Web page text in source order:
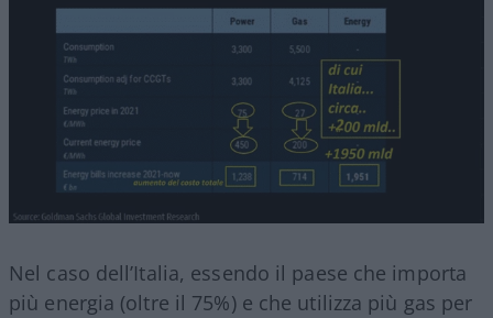
Nel caso dell’Italia, essendo il paese che importa
più energia (oltre il 75%) e che utilizza più gas per